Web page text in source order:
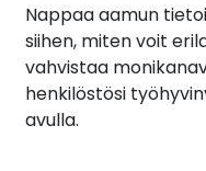
Nappaa aamun
siihen, miten voit
vahvistaa
henkilöstösi
avulla.